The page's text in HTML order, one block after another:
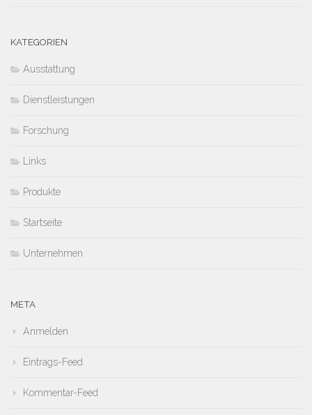
KATEGORIEN
Ausstattung
Dienstleistungen
Forschung
Links
Produkte
Startseite
Unternehmen
META
Anmelden
Eintrags-Feed
Kommentar-Feed